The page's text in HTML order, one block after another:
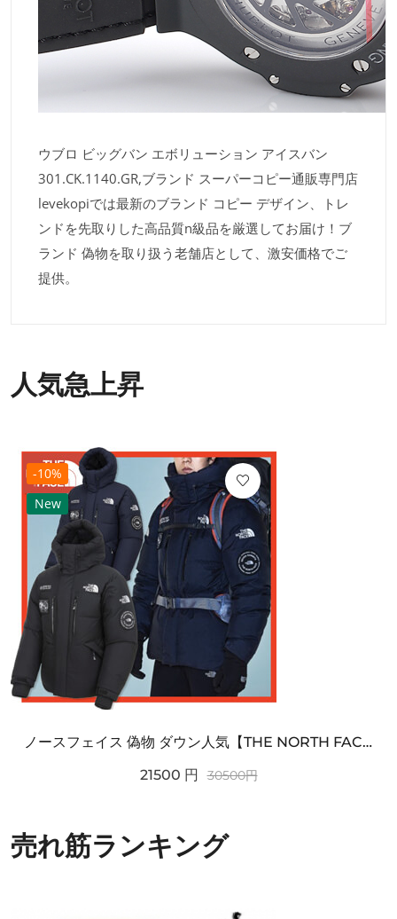
ウブロ ビッグバン エボリューション アイスバン
301.CK.1140.GR,ブランド スーパーコピー通販専門店
levekopiでは最新のブランド コピー デザイン、トレ
ンドを先取りした高品質n級品を厳選してお届け！ブ
ランド 偽物を取り扱う老舗店として、激安価格でご
提供。
人気急上昇
-10%
New
ノースフェイス 偽物 ダウン人気【THE NORTH FACE】M'S 7 SUMMIT HIM...
21500 円 30500円
売れ筋ランキング